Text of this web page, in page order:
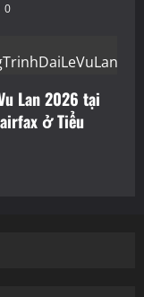
0
Lan 2026 tại
ở Tiểu